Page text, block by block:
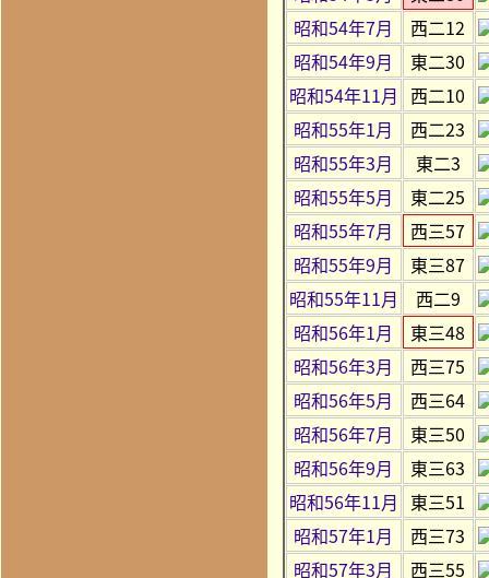
昭和54年7月
西二12
昭和54年9月
東二30
昭和54年11月 西二10
昭和55年1月
西二23
昭和55年3月
東二3
昭和55年5月
東二25
昭和55年7月
西三57
昭和55年9月
東三87
昭和55年11月
西二9
昭和56年1月
東三48
昭和56年3月
西三75
昭和56年5月
西三64
昭和56年7月
東三50
昭和56年9月
東三63
昭和56年11月 東三51
昭和57年1月
西三73
昭和57年3月
西三55